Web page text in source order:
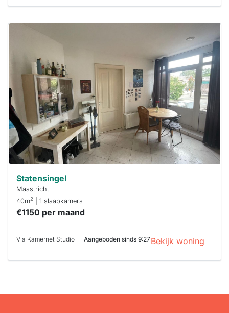
al verhuurd
Om kans te
maken moet je
binnen 15
minuten
reageren.
Stekkies helpt
je hierbij!
Statensingel
Maastricht
40m2 | 1 slaapkamers
€1150 per maand
Via Kamernet Studio Aangeboden sinds 9:27Bekijk woning